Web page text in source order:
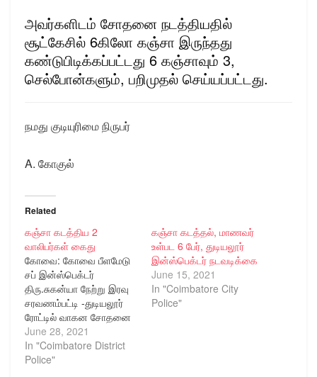
அவர்களிடம் சோதனை நடத்தியதில்
சூட்கேசில் 6கிலோ கஞ்சா இருந்தது
கண்டுபிடிக்கப்பட்டது 6 கஞ்சாவும் 3,
செல்போன்களும், பறிமுதல் செய்யப்பட்டது.
நமது குடியுரிமை நிருபர்
A. கோகுல்
Related
கஞ்சா கடத்திய 2
வாலிபர்கள் கைது
கோவை: கோவை பீளமேடு
சப் இன்ஸ்பெக்டர்
திரு.சுகன்யா நேற்று இரவு
சரவணம்பட்டி -துடியலூர்
ரோட்டில் வாகன சோதனை
நடத்தினார். அப்போது
சந்தேகப்படும்படி 2
பைக்கில் வந்த 4
June 28, 2021
In "Coimbatore District
Police"
கஞ்சா கடத்தல், மாணவர்
உள்பட 6 பேர், துடியலூர்
இன்ஸ்பெக்டர் நடவடிக்கை
June 15, 2021
In "Coimbatore City
Police"